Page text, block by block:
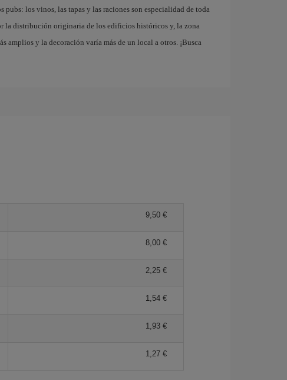
pubs: los vinos, las tapas y las raciones son especialidad de toda
la distribución originaria de los edificios históricos y, la zona
amplios y la decoración varía más de un local a otros. ¡Busca
9,50 €
8,00 €
2,25 €
1,54 €
1,93 €
1,27 €